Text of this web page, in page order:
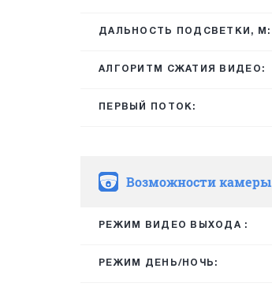
ДАЛЬНОСТЬ ПОДСВЕТКИ, М:
АЛГОРИТМ СЖАТИЯ ВИДЕО:
ПЕРВЫЙ ПОТОК:
Возможности камеры
РЕЖИМ ВИДЕО ВЫХОДА :
РЕЖИМ ДЕНЬ/НОЧЬ: